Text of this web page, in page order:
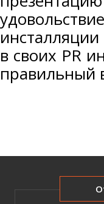
в своих PR
правильный